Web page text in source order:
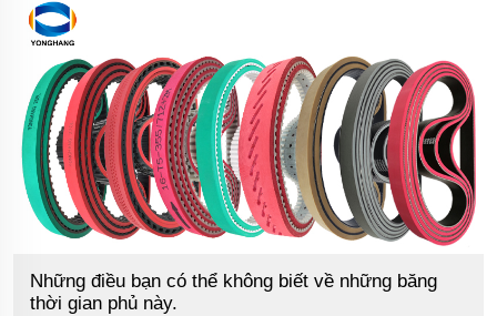
Những điều bạn có thể không biết về những băng
thời gian phủ này.